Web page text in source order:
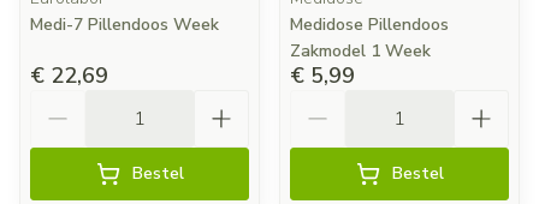
Medi-7 Pillendoos Week
€ 22,69
Bestel
Medidose Pillendoos
Zakmodel 1 Week
€ 5,99
Bestel